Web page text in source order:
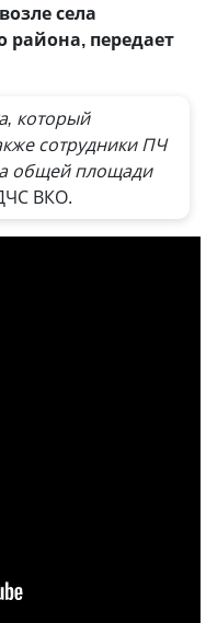
села
района, передает
который
сотрудники ПЧ
общей площади
ВКО.